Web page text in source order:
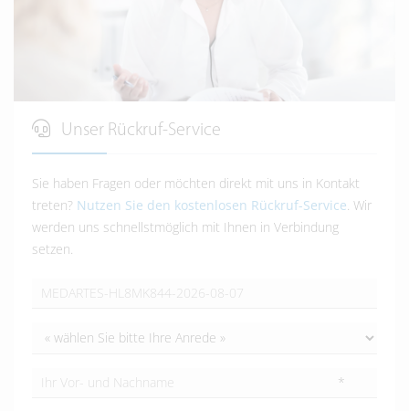
Unser Rückruf-Service
Sie haben Fragen oder möchten direkt mit uns in Kontakt
treten? Nutzen Sie den kostenlosen Rückruf-Service. Wir
werden uns schnellstmöglich mit Ihnen in Verbindung
setzen.
*